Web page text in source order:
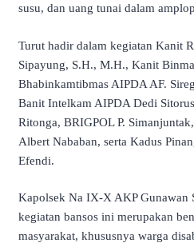
susu, dan uang tunai dalam
Turut hadir dalam kegiatan Kanit
Sipayung, S.H., M.H., Kanit
Bhabinkamtibmas AIPDA AF.
Banit Intelkam AIPDA Dedi
Ritonga, BRIGPOL P.
Albert Nababan, serta Kadus
Efendi.
Kapolsek Na IX-X AKP Gunawan
kegiatan bansos ini merupakan
masyarakat, khususnya warga